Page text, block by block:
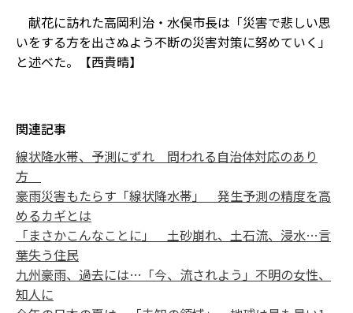
献花に訪れた高岡利治・水俣市長は「災害で悲しい思
いをする方を出さぬよう不断の災害対策に努めていく」
と述べた。【西貴晴】
関連記事
線状降水帯、予測にずれ 問われる自治体対応のあり
方
豪雨災害もたらす「線状降水帯」 発生予測の精度を高
めるカギとは
「まさかこんなことに」 土砂崩れ、土石流、浸水…言
葉失う住民
九州豪雨、過去には…「今、流されよう」不明の女性、
知人に